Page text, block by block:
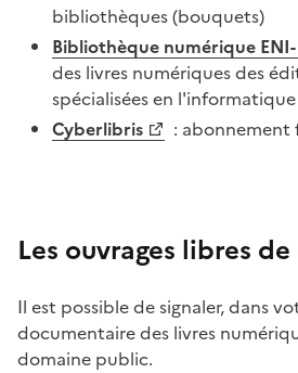
bibliothèques (bouquets)
Bibliothèque numérique ENI-
des livres numériques des
spécialisées en l'informatique
Cyberlibris
:
Les ouvrages libres
Il est possible de signaler, dans
documentaire des livres
domaine public.